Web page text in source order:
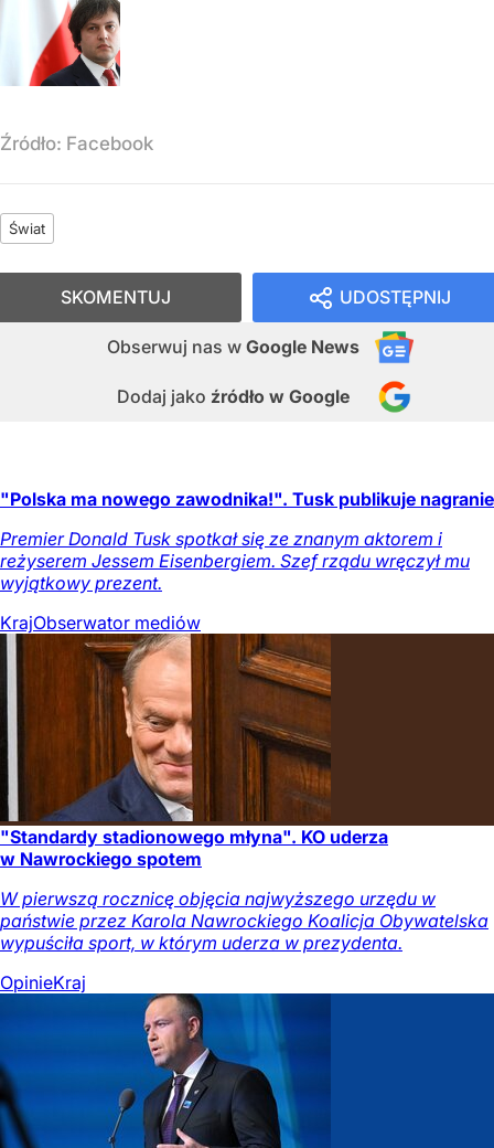
Źródło: Facebook
Świat
UDOSTĘPNIJ
Obserwuj nas w Google News
Dodaj jako źródło w Google
SKOMENTUJ
"Polska ma nowego zawodnika!". Tusk publikuje nagranie
Premier Donald Tusk spotkał się ze znanym aktorem i
reżyserem Jessem Eisenbergiem. Szef rządu wręczył mu
wyjątkowy prezent.
KrajObserwator mediów
"Standardy stadionowego młyna". KO uderza
w Nawrockiego spotem
W pierwszą rocznicę objęcia najwyższego urzędu w
państwie przez Karola Nawrockiego Koalicja Obywatelska
wypuściła sport, w którym uderza w prezydenta.
OpinieKraj